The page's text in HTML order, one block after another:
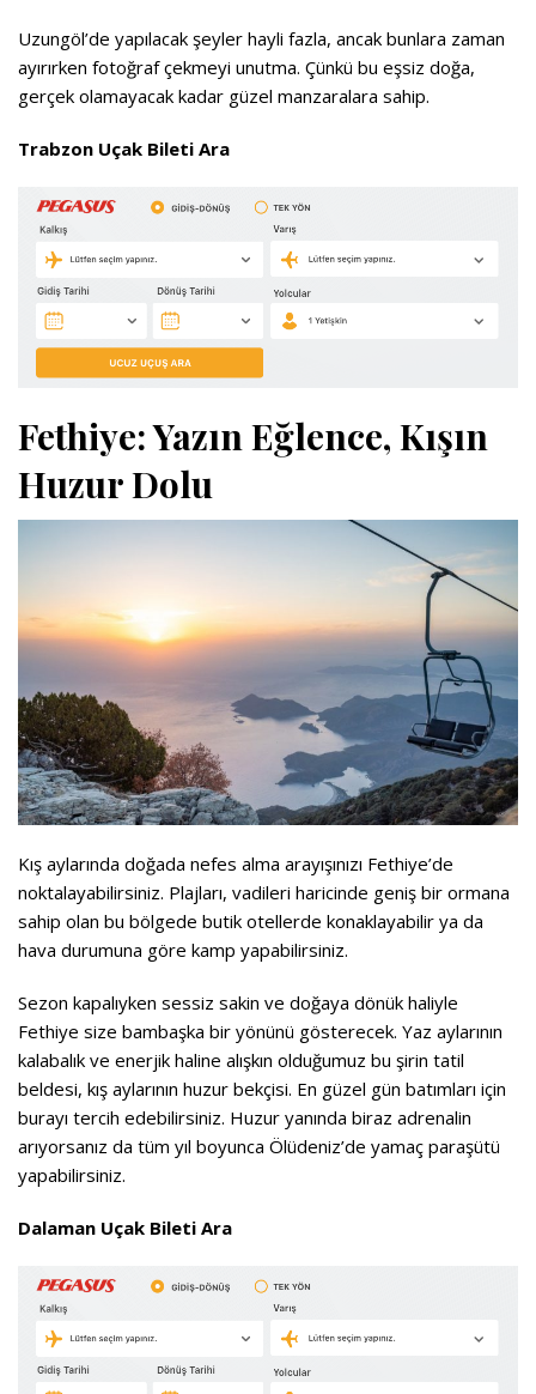
Uzungöl’de yapılacak şeyler hayli fazla, ancak bunlara zaman
ayırırken fotoğraf çekmeyi unutma. Çünkü bu eşsiz doğa,
gerçek olamayacak kadar güzel manzaralara sahip.
Trabzon Uçak Bileti Ara
Fethiye: Yazın Eğlence, Kışın
Huzur Dolu
Kış aylarında doğada nefes alma arayışınızı Fethiye’de
noktalayabilirsiniz. Plajları, vadileri haricinde geniş bir ormana
sahip olan bu bölgede butik otellerde konaklayabilir ya da
hava durumuna göre kamp yapabilirsiniz.
Sezon kapalıyken sessiz sakin ve doğaya dönük haliyle
Fethiye size bambaşka bir yönünü gösterecek. Yaz aylarının
kalabalık ve enerjik haline alışkın olduğumuz bu şirin tatil
beldesi, kış aylarının huzur bekçisi. En güzel gün batımları için
burayı tercih edebilirsiniz. Huzur yanında biraz adrenalin
arıyorsanız da tüm yıl boyunca Ölüdeniz’de yamaç paraşütü
yapabilirsiniz.
Dalaman Uçak Bileti Ara